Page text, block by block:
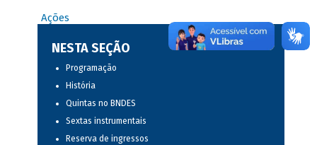
Ações
NESTA SEÇÃO
Programação
História
Quintas no BNDES
Sextas instrumentais
Reserva de ingressos